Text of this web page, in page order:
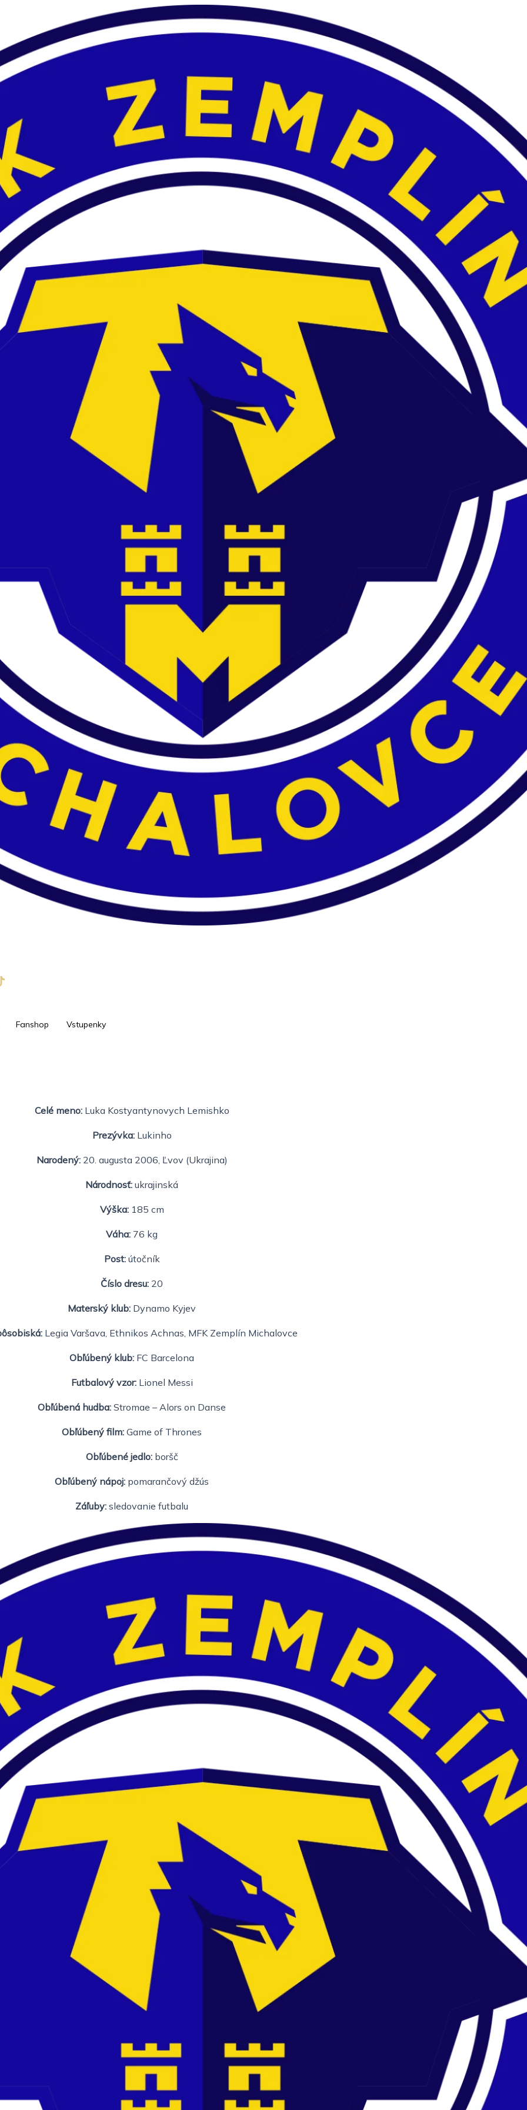
Fanshop Vstupenky
Celé meno: Luka Kostyantynovych Lemishko
Prezývka:Lukinho
Narodený:20. augusta 2006, Ľvov (Ukrajina)
Národnosť: ukrajinská
Výška:185 cm
Váha: 76 kg
Post:útočník
Číslo dresu: 20
Materský klub: Dynamo Kyjev
Legia Varšava, Ethnikos Achnas, MFK Zemplín Michalovce
Obľúbený klub: FC Barcelona
Futbalový vzor:Lionel Messi
Obľúbená hudba: Stromae – Alors on Danse
Obľúbený film: Game of Thrones
Obľúbené jedlo:boršč
Obľúbený nápoj: pomarančový džús
Záľuby: sledovanie futbalu